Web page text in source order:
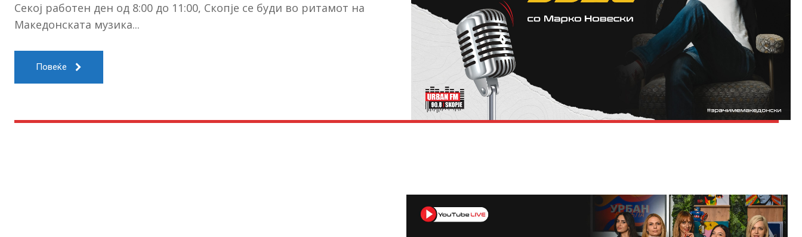
Секој работен ден од 8:00 до 11:00, Скопје се буди во ритамот на
Македонската музика...
Повеќе